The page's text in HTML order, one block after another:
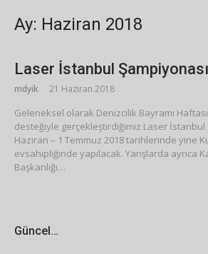
Ay: Haziran 2018
Laser İstanbul
mdyik 21 Haziran 2018
Geleneksel olarak Denizcilik Bayramı
desteğiyle gerçekleştirdiğimiz Laser İstanbul
Haziran – 1 Temmuz 2018 tarihlerinde yine
evsahipliğinde yapılacak. Yarışlarda ayrıca
Başkanlığı…
Güncel…